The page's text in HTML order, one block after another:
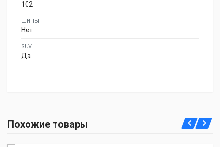
102
ШИПЫ
Нет
SUV
Да
Похожие товары